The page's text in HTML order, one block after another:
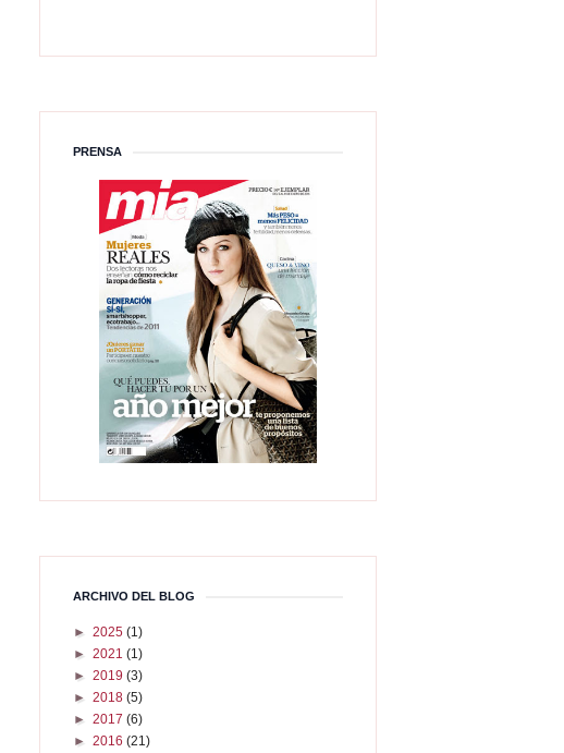
PRENSA
ARCHIVO DEL BLOG
► 2025 (1)
► 2021 (1)
► 2019 (3)
► 2018 (5)
► 2017 (6)
► 2016 (21)